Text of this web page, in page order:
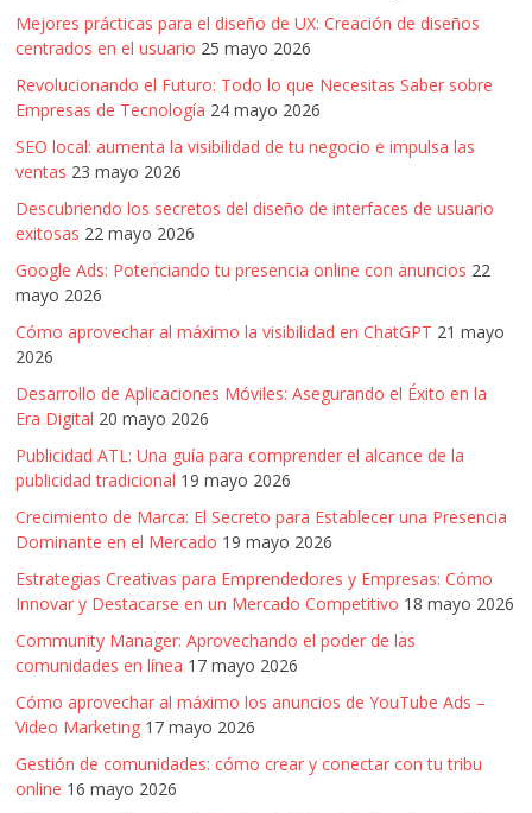
Mejores prácticas para el diseño de UX: Creación de diseños
centrados en el usuario 25 mayo 2026
Revolucionando el Futuro: Todo lo que Necesitas Saber sobre
Empresas de Tecnología 24 mayo 2026
SEO local: aumenta la visibilidad de tu negocio e impulsa las
ventas 23 mayo 2026
Descubriendo los secretos del diseño de interfaces de usuario
exitosas 22 mayo 2026
Google Ads: Potenciando tu presencia online con anuncios 22
mayo 2026
Cómo aprovechar al máximo la visibilidad en ChatGPT 21 mayo
2026
Desarrollo de Aplicaciones Móviles: Asegurando el Éxito en la
Era Digital 20 mayo 2026
Publicidad ATL: Una guía para comprender el alcance de la
publicidad tradicional 19 mayo 2026
Crecimiento de Marca: El Secreto para Establecer una Presencia
Dominante en el Mercado 19 mayo 2026
Estrategias Creativas para Emprendedores y Empresas: Cómo
Innovar y Destacarse en un Mercado Competitivo 18 mayo 2026
Community Manager: Aprovechando el poder de las
comunidades en línea 17 mayo 2026
Cómo aprovechar al máximo los anuncios de YouTube Ads –
Video Marketing 17 mayo 2026
Gestión de comunidades: cómo crear y conectar con tu tribu
online 16 mayo 2026